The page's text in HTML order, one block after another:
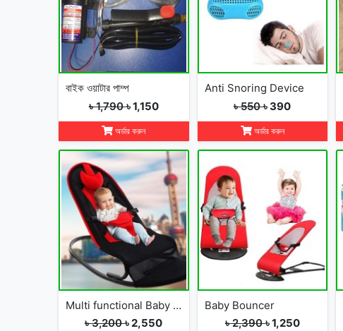
বাইক ওয়াটার পাম্প
৳ 1,790৳ 1,150
অর্ডার করুন
Anti Snoring Device
৳ 550৳ 390
অর্ডার করুন
Multi functional Baby Rocking Chair with Adjustable Angle and Safety Belt
৳ 3,200৳ 2,550
Baby Bouncer
৳ 2,390৳ 1,250